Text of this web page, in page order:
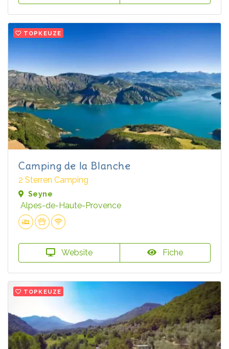
TOPKEUZE
Camping de la Blanche
2 Sterren Camping
Seyne
Alpes-de-Haute-Provence
Website Fiche
TOPKEUZE